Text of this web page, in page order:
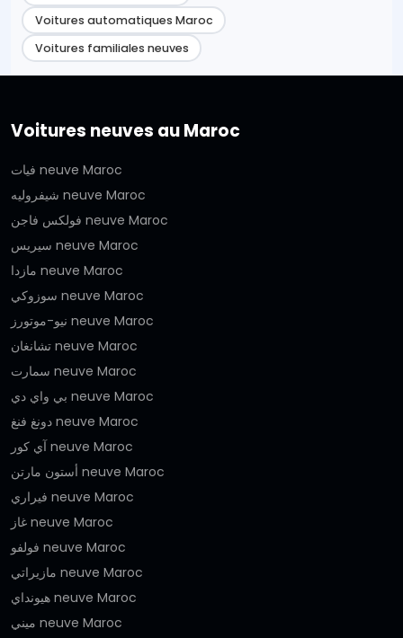
Voitures automatiques Maroc
Voitures familiales neuves
Voitures neuves au Maroc
فيات neuve Maroc
شيفروليه neuve Maroc
فولكس فاجن neuve Maroc
سيريس neuve Maroc
مازدا neuve Maroc
سوزوكي neuve Maroc
نيو-موتورز neuve Maroc
تشانغان neuve Maroc
سمارت neuve Maroc
بي واي دي neuve Maroc
دونغ فنغ neuve Maroc
آي كور neuve Maroc
أستون مارتن neuve Maroc
فيراري neuve Maroc
غاز neuve Maroc
فولفو neuve Maroc
مازيراتي neuve Maroc
هيونداي neuve Maroc
ميني neuve Maroc